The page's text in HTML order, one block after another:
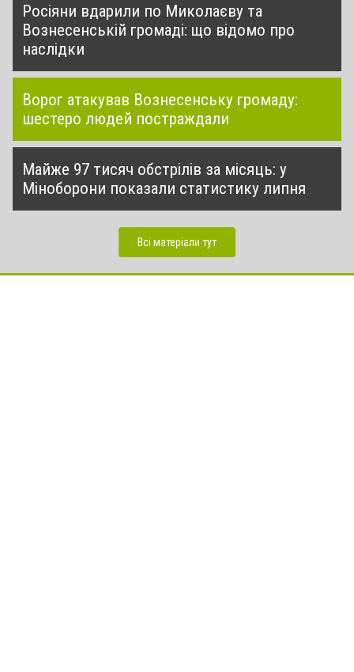
Росіяни вдарили по Миколаєву та
Вознесенській громаді: що відомо про
наслідки
Ворог атакував Вознесенську громаду:
шестеро людей постраждали
Майже 97 тисяч обстрілів за місяць: у
Міноборони показали статистику липня
Всі матеріали тут